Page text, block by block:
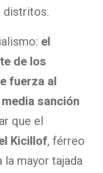
distritos.
el
de los
fuerza al
sanción
que el
Kicillof, férreo
mayor tajada